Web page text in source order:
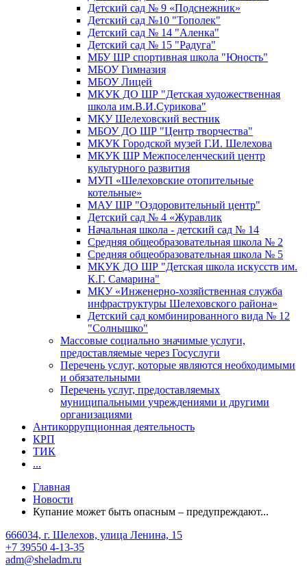
Детский сад № 9 «Подснежник»
Детский сад №10 "Тополек"
Детский сад № 14 "Аленка"
Детский сад № 15 "Радуга"
МБУ ШР спортивная школа "Юность"
МБОУ Гимназия
МБОУ Лицей
МКУК ДО ШР "Детская художественная
школа им.В.И.Сурикова"
МКУ Шелеховский вестник
МБОУ ДО ШР "Центр творчества"
МКУК Городской музей Г.И. Шелехова
МКУК ШР Межпоселенческий центр
культурного развития
МУП «Шелеховские отопительные
котельные»
МАУ ШР "Оздоровительный центр"
Детский сад № 4 «Журавлик
Начальная школа - детский сад № 14
Средняя общеобразовательная школа № 2
Средняя общеобразовательная школа № 5
МКУК ДО ШР "Детская школа искусств им.
К.Г. Самарина"
МКУ «Инженерно-хозяйственная служба
инфраструктуры Шелеховского района»
Детский сад комбинированного вида № 12
"Солнышко"
Массовые социально значимые услуги,
предоставляемые через Госуслуги
Перечень услуг, которые являются необходимыми
и обязательными
Перечень услуг, предоставляемых
муниципальными учреждениями и другими
организациями
Антикоррупционная деятельность
КРП
ТИК
...
Главная
Новости
Купание может быть опасным – предупреждают...
666034, г. Шелехов, улица Ленина, 15
+7 39550 4-13-35
adm@sheladm.ru